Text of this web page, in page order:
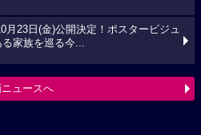
月23日(金)公開決定！ポスタービジュ
家族を巡る今...
ュースへ